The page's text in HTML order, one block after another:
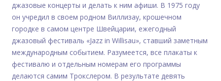
джазовые концерты и делать к ним афиши. В 1975 году
он учредил в своем родном Виллизау, крошечном
городке в самом центре Швейцарии, ежегодный
джазовый фестиваль «Jazz in Willisau», ставший заметным
международным событием. Разумеется, все плакаты к
фестивалю и отдельным номерам его программы
делаются самим Трокслером. В результате девять